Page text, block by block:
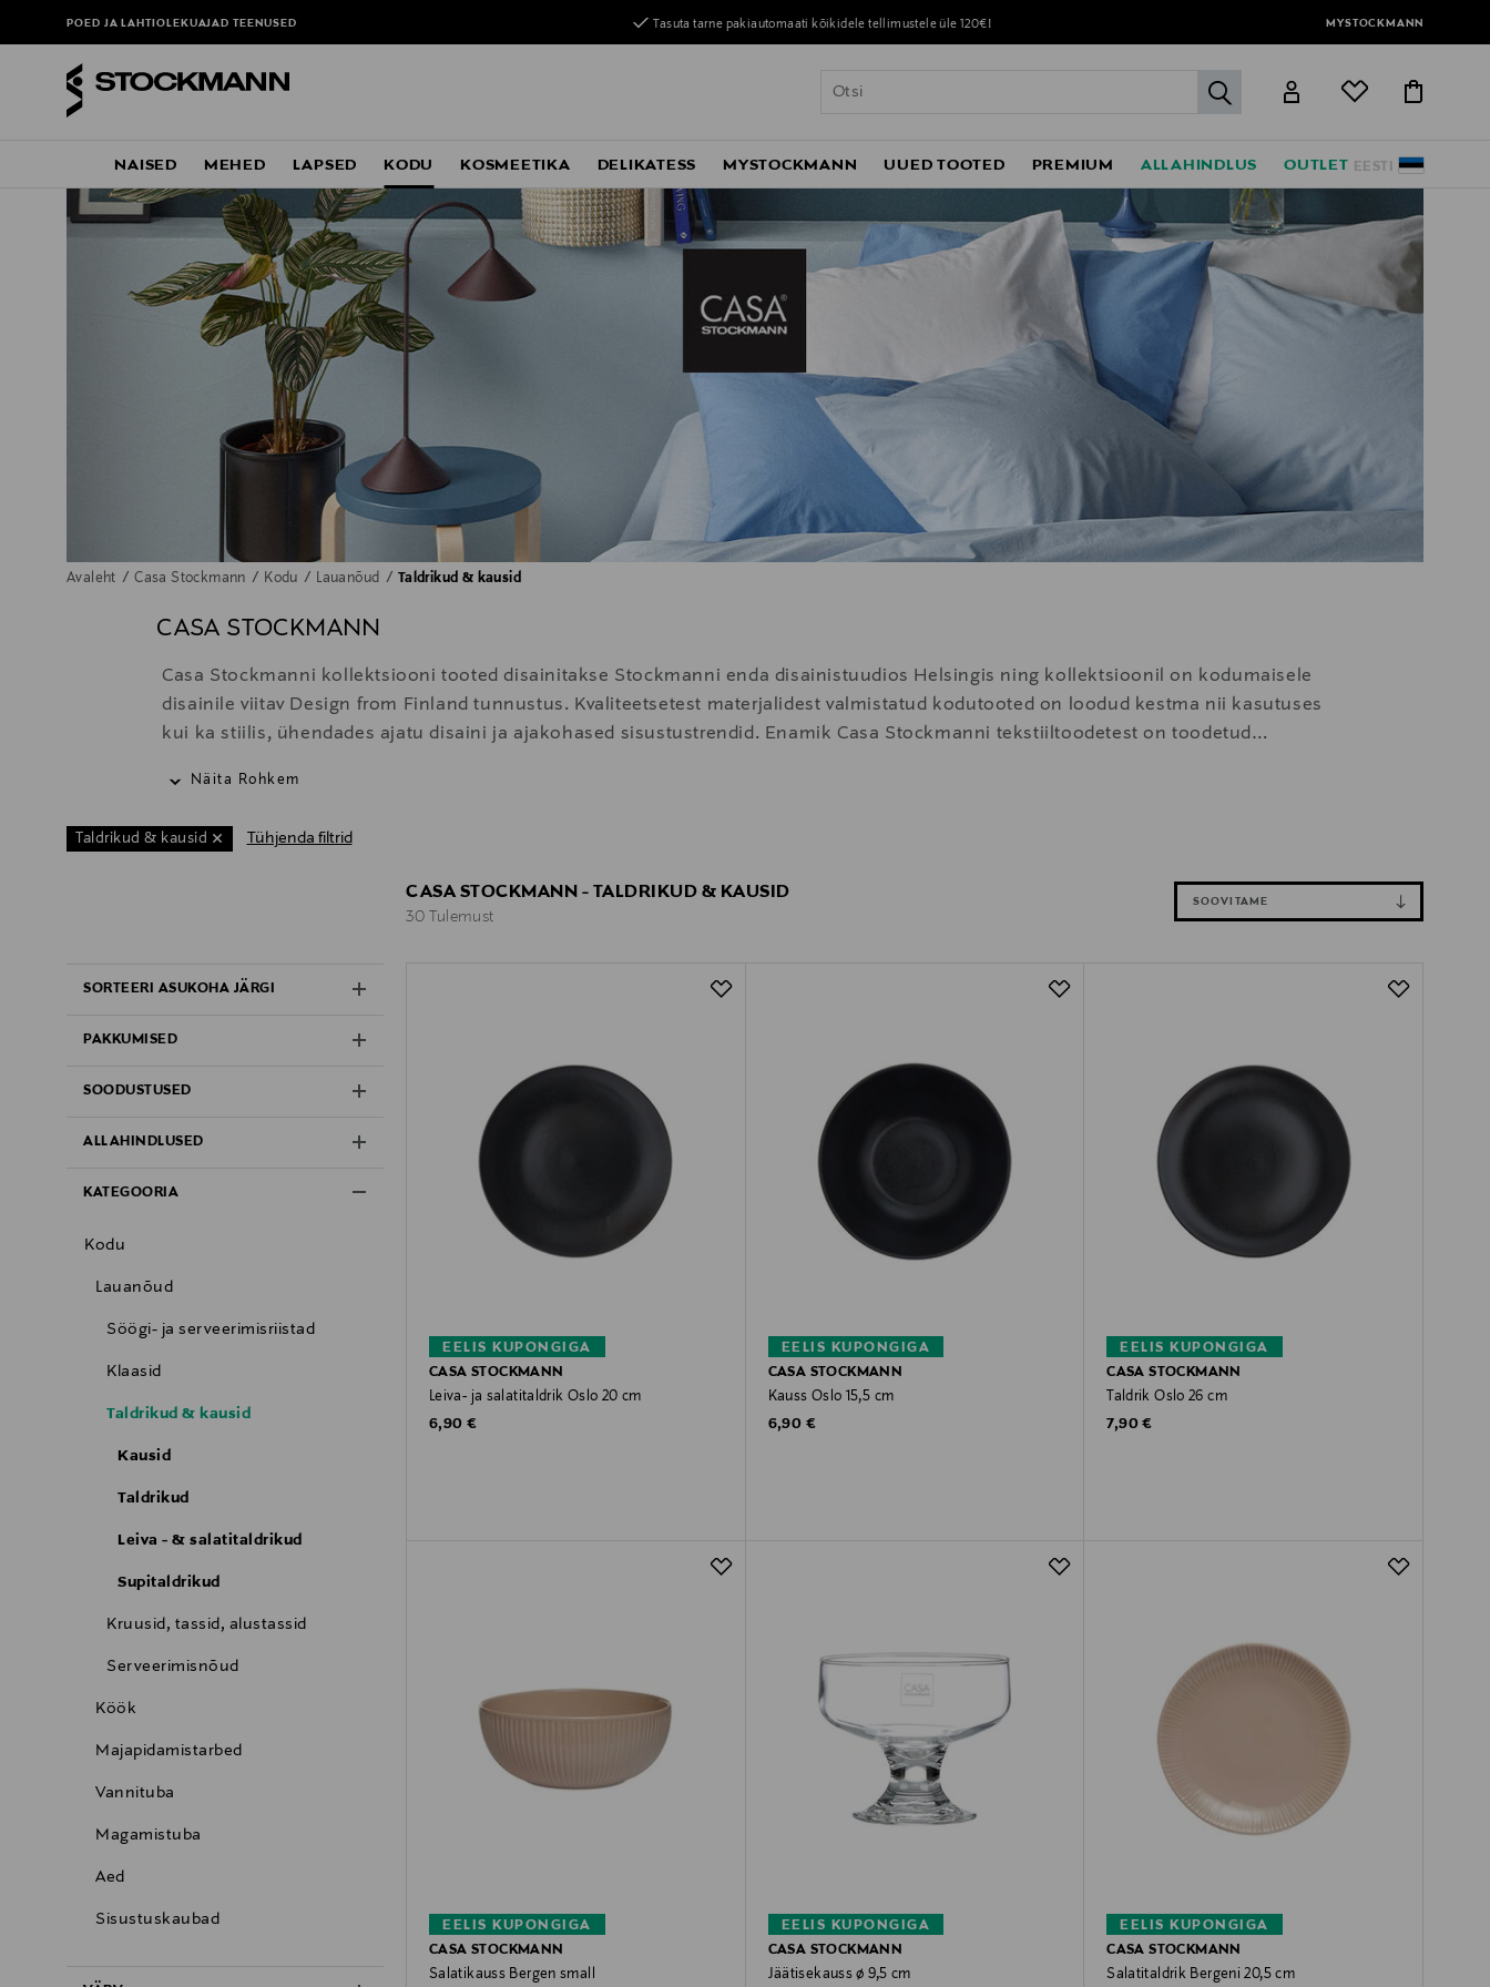
POED JA LAHTIOLEKUAJADTEENUSED Tasuta tarne pakiautomaati kõikidele tellimustele üle 120€! MYSTOCKMANN
label.header.go
EESTI
NAISED MEHED LAPSED KODU KOSMEETIKA DELIKATESS MYSTOCKMANN UUED TOOTED PREMIUM ALLAHINDLUS OUTLET
Avaleht Casa Stockmann Kodu Lauanõud Taldrikud & kausid
CASA STOCKMANN
Casa Stockmanni kollektsiooni tooted disainitakse Stockmanni enda disainistuudios Helsingis ning kollektsioonil on kodumaisele
disainile viitav Design from Finland tunnustus. Kvaliteetsetest materjalidest valmistatud kodutooted on loodud kestma nii kasutuses
kui ka stiilis, ühendades ajatu disaini ja ajakohased sisustustrendid. Enamik Casa Stockmanni tekstiiltoodetest on toodetud
Näita Rohkem
Taldrikud & kausid Tühjenda filtrid
SORTEERI ASUKOHA JÄRGI
PAKKUMISED
SOODUSTUSED
ALLAHINDLUSED
KATEGOORIA
Kodu
Lauanõud
Söögi- ja serveerimisriistad
Klaasid
Taldrikud & kausid
Kausid
Taldrikud
Leiva - & salatitaldrikud
Supitaldrikud
Kruusid, tassid, alustassid
Serveerimisnõud
Köök
Majapidamistarbed
Vannituba
Magamistuba
Aed
Sisustuskaubad
CASA STOCKMANN - TALDRIKUD & KAUSID
30 Tulemust
SOOVITAME
EELIS KUPONGIGA
CASA STOCKMANN
Leiva- ja salatitaldrik Oslo 20 cm
Original Price
6,90 €
EELIS KUPONGIGA
CASA STOCKMANN
Kauss Oslo 15,5 cm
Original Price
6,90 €
EELIS KUPONGIGA
CASA STOCKMANN
Taldrik Oslo 26 cm
Original Price
7,90 €
EELIS KUPONGIGA
CASA STOCKMANN
Salatikauss Bergen small
EELIS KUPONGIGA
CASA STOCKMANN
Jäätisekauss ø 9,5 cm
EELIS KUPONGIGA
CASA STOCKMANN
Salatitaldrik Bergeni 20,5 cm